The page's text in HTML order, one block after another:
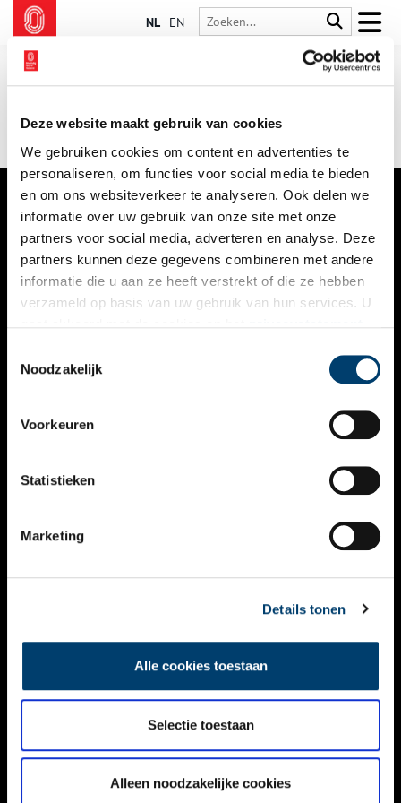
Deze website maakt gebruik van cookies
We gebruiken cookies om content en advertenties te
personaliseren, om functies voor social media te bieden
en om ons websiteverkeer te analyseren. Ook delen we
informatie over uw gebruik van onze site met onze
partners voor social media, adverteren en analyse. Deze
partners kunnen deze gegevens combineren met andere
informatie die u aan ze heeft verstrekt of die ze hebben
verzameld op basis van uw gebruik van hun services. U
Noodzakelijk
Voorkeuren
Statistieken
Marketing
Details tonen
Alle cookies toestaan
Selectie toestaan
Alleen noodzakelijke cookies
NL EN
VERHALEN
NIEUWS
KALENDER
ACTIVITEITEN
NIEUWSBRIEF
DISCLAIMER
TOEGANKELIJKHEID
Volg ONH op social media